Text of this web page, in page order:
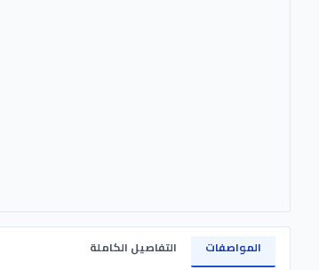
المواصفات التفاصيل الكاملة